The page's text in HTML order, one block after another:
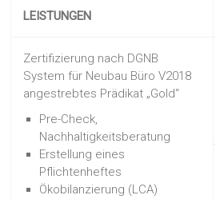
LEISTUNGEN
Zertifizierung nach DGNB
System für Neubau Büro V2018
angestrebtes Prädikat „Gold“
Pre-Check,
Nachhaltigkeitsberatung
Erstellung eines
Pflichtenheftes
Ökobilanzierung (LCA)